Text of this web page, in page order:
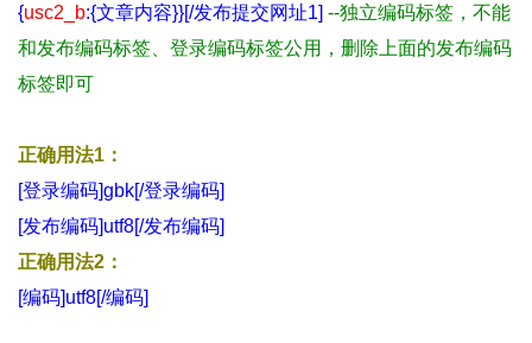
{usc2_b:{文章内容}}[/发布提交网址1] --独立编码标签，不能
和发布编码标签、登录编码标签公用，删除上面的发布编码
标签即可
正确用法1：
[登录编码]gbk[/登录编码]
[发布编码]utf8[/发布编码]
正确用法2：
[编码]utf8[/编码]